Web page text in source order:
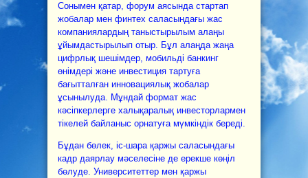
Сонымен қатар, форум аясында стартап
жобалар мен финтех саласындағы жас
компаниялардың таныстырылым алаңы
ұйымдастырылып отыр. Бұл алаңда жаңа
цифрлық шешімдер, мобильді банкинг
өнімдері және инвестиция тартуға
бағытталған инновациялық жобалар
ұсынылуда. Мұндай формат жас
кәсіпкерлерге халықаралық инвесторлармен
тікелей байланыс орнатуға мүмкіндік береді.
Бұдан бөлек, іс-шара қаржы саласындағы
кадр даярлау мәселесіне де ерекше көңіл
бөлуде. Университеттер мен қаржы